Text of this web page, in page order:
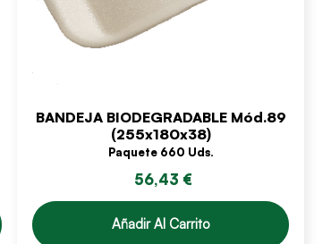
BANDEJA BIODEGRADABLE Mód.89
(255x180x38)
Paquete 660 Uds.
56,43 €
Añadir Al Carrito